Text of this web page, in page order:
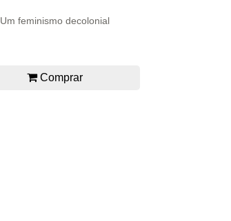
Um feminismo decolonial
Comprar